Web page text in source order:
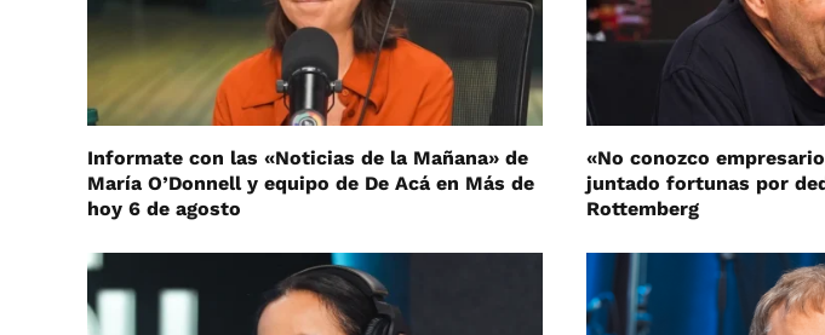
Informate con las «Noticias de la Mañana» de
María O’Donnell y equipo de De Acá en Más de
hoy 6 de agosto
«No conozco
juntado fortunas por
Rottemberg